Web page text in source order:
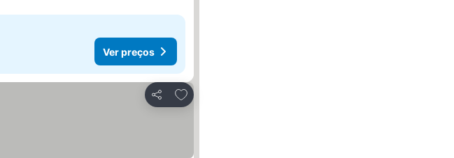
Ver preços
Partilhar
Adicionar aos favoritos